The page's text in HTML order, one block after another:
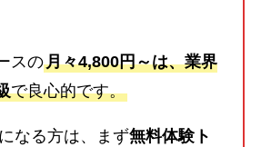
スの月々4,800円～は、業界
で良心的です。
なる方は、まず無料体験ト